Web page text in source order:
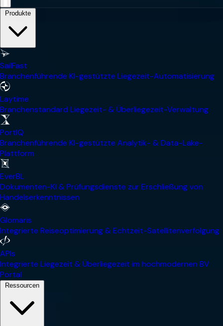
Mobile Navigationsmenü
Produkte
SailFast
Branchenführende KI-gestützte Liegezeit-Automatisierung
Laytime
Branchenstandard Liegezeit- & Überliegezeit-Verwaltung
PortIQ
Branchenführende KI-gestützte Analytik- & Data-Lake-
Plattform
EverBL
Dokumenten-KI & Prüfungsdienste zur Erschließung von
Handelserkenntnissen
Glomaris
Integrierte Reiseoptimierung & Echtzeit-Satellitenverfolgung
APIs
Integrierte Liegezeit & Überliegezeit im hochmodernen BV
Portal
Ressourcen